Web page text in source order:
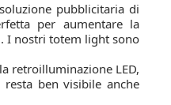
pubblicitaria di
per aumentare la
I nostri totem light sono
retroilluminazione LED,
ben visibile anche